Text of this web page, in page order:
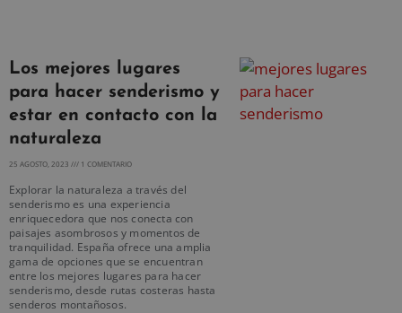
Los mejores lugares
para hacer senderismo y
estar en contacto con la
naturaleza
25 AGOSTO, 2023 1 COMENTARIO
Explorar la naturaleza a través del
senderismo es una experiencia
enriquecedora que nos conecta con
paisajes asombrosos y momentos de
tranquilidad. España ofrece una amplia
gama de opciones que se encuentran
entre los mejores lugares para hacer
senderismo, desde rutas costeras hasta
senderos montañosos.